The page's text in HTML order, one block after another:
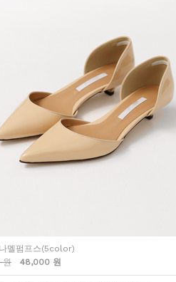
멜펌프스(5color)
원
48,000 원